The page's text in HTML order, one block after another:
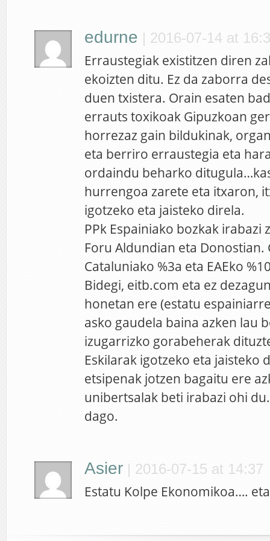
edurne | 2016-07-14 at
Erraustegiak existitzen diren
ekoizten ditu. Ez da zaborra
duen txistera. Orain esaten
errauts toxikoak Gipuzkoan
horrezaz gain bildukinak,
eta berriro erraustegia eta
ordaindu beharko
hurrengoa zarete eta itxaron,
igotzeko eta jaisteko direla.
PPk Espainiako bozkak irabazi
Foru Aldundian eta Donostian.
Cataluniako %3a eta EAEko
Bidegi, eitb.com eta ez
honetan ere (estatu
asko gaudela baina azken lau
izugarrizko gorabeherak
Eskilarak igotzeko eta jaisteko
etsipenak jotzen bagaitu ere
unibertsalak beti irabazi ohi
dago.
Asier | 2016-07-15 at 14:37
Estatu Kolpe Ekonomikoa….